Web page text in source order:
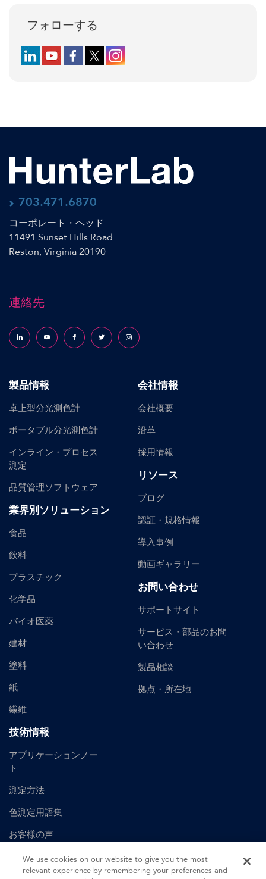
フォローする
Follow us on LinkedIn
Follow us on YouTube
Follow us on Facebook
Follow us on X (formerly Twitter)
Follow us on Instagram
703.471.6870
コーポレート・ヘッド
11491 Sunset Hills Road
Reston, Virginia 20190
連絡先
Follow us on LinkedInFollow us on YouTubeFollow us on Facebook
Follow us on X (formerly Twitter)
Follow us on Instagram
製品情報
卓上型分光測色計
ポータブル分光測色計
インライン・プロセス
測定
品質管理ソフトウェア
業界別ソリューション
食品
飲料
プラスチック
化学品
バイオ医薬
建材
塗料
紙
繊維
技術情報
アプリケーションノー
ト
測定方法
色測定用語集
お客様の声
ユーザーマニュアル
会社情報
会社概要
沿革
採用情報
リソース
ブログ
認証・規格情報
導入事例
動画ギャラリー
お問い合わせ
サポートサイト
サービス・部品のお問
い合わせ
製品相談
拠点・所在地
We use cookies on our website to give you the most
relevant experience by remembering your preferences and